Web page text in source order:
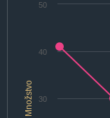
Množstvo 30
40
50